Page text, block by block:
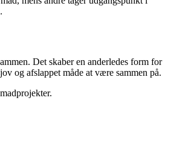
Det skaber en anderledes form for
og afslappet måde at være sammen på.